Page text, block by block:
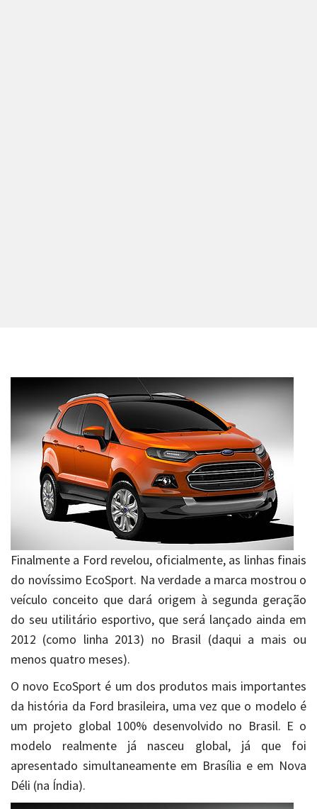
Finalmente a Ford revelou, oficialmente, as linhas finais
do novíssimo EcoSport. Na verdade a marca mostrou o
veículo conceito que dará origem à segunda geração
do seu utilitário esportivo, que será lançado ainda em
2012 (como linha 2013) no Brasil (daqui a mais ou
menos quatro meses).
O novo EcoSport é um dos produtos mais importantes
da história da Ford brasileira, uma vez que o modelo é
um projeto global 100% desenvolvido no Brasil. E o
modelo realmente já nasceu global, já que foi
apresentado simultaneamente em Brasília e em Nova
Déli (na Índia).